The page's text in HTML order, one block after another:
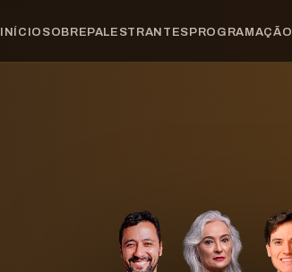
INÍCIO SOBREPALESTRANTESPROGRAMAÇÃO